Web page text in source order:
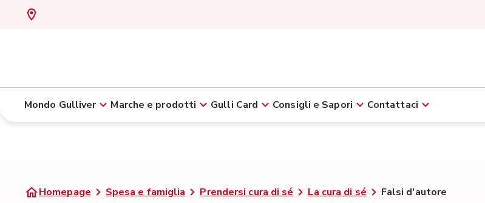
Mondo Gulliver Marche e prodotti Gulli Card Consigli e Sapori Contattaci
Homepage Spesa e famiglia Prendersi cura di sé La cura di sé Falsi d'autore